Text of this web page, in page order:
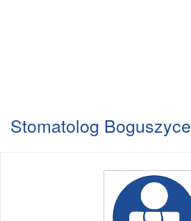
Stomatolog Boguszyce